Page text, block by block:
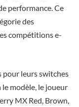
performance. Ce
des
compétitions e-
pour leurs switches
le modèle, le joueur
MX Red, Brown,